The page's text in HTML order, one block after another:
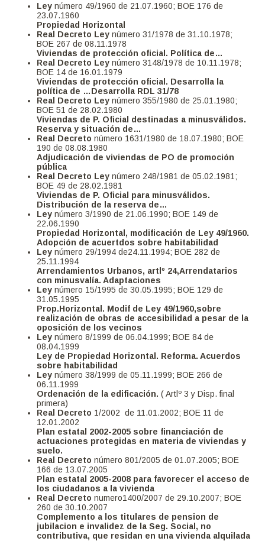
Leynúmero 49/1960 de 21.07.1960; BOE 176 de
23.07.1960
Propiedad Horizontal
Real Decreto Ley número 31/1978 de 31.10.1978;
BOE 267 de 08.11.1978
Viviendas de protección oficial. Política de…
Real Decreto Ley número 3148/1978 de 10.11.1978;
BOE 14 de 16.01.1979
Viviendas de protección oficial. Desarrolla la
política de …Desarrolla RDL 31/78
Real Decreto Ley número 355/1980 de 25.01.1980;
BOE 51 de 28.02.1980
Viviendas de P. Oficial destinadas a minusválidos.
Reserva y situación de…
Real Decreto número 1631/1980 de 18.07.1980; BOE
190 de 08.08.1980
Adjudicación de viviendas de PO de promoción
pública
Real Decreto Ley número 248/1981 de 05.02.1981;
BOE 49 de 28.02.1981
Viviendas de P. Oficial para minusválidos.
Distribución de la reserva de…
Leynúmero 3/1990 de 21.06.1990; BOE 149 de
22.06.1990
Propiedad Horizontal, modificación de Ley 49/1960.
Adopción de acuertdos sobre habitabilidad
Leynúmero 29/1994 de24.11.1994; BOE 282 de
25.11.1994
Arrendamientos Urbanos, artlº 24,Arrendatarios
con minusvalía. Adaptaciones
Leynúmero 15/1995 de 30.05.1995; BOE 129 de
31.05.1995
Prop.Horizontal. Modif de Ley 49/1960,sobre
realización de obras de accesibilidad a pesar de la
oposición de los vecinos
Ley número 8/1999 de 06.04.1999; BOE 84 de
08.04.1999
Ley de Propiedad Horizontal. Reforma. Acuerdos
sobre habitabilidad
Leynúmero 38/1999 de 05.11.1999; BOE 266 de
06.11.1999
Ordenación de la edificación. ( Artlº 3 y Disp. final
primera)
Real Decreto 1/2002 de 11.01.2002; BOE 11 de
12.01.2002
Plan estatal 2002-2005 sobre financiación de
actuaciones protegidas en materia de viviendas y
suelo.
Real Decreto número 801/2005 de 01.07.2005; BOE
166 de 13.07.2005
Plan estatal 2005-2008 para favorecer el acceso de
los ciudadanos a la vivienda
Real Decretonumero1400/2007 de 29.10.2007; BOE
260 de 30.10.2007
Complemento a los titulares de pension de
jubilacion e invalidez de la Seg. Social, no
contributiva, que residan en una vivienda alquilada